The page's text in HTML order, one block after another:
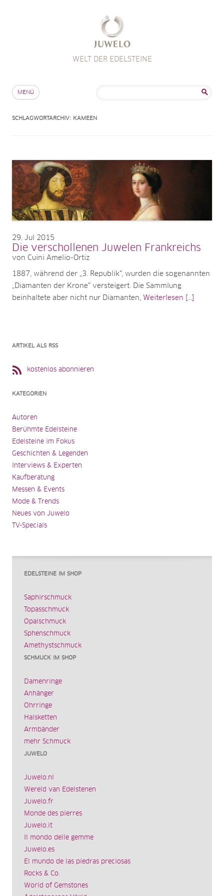
WELT DER EDELSTEINE
MENÜ
SCHLAGWORTARCHIV: KAMEEN
29 Jul 2015
Die verschollenen Juwelen Frankreichs
von Cuini Amelio-Ortiz
1887, während der „3. Republik“, wurden die sogenannten
„Diamanten der Krone“ versteigert. Die Sammlung
beinhaltete aber nicht nur Diamanten, Weiterlesen [...]
ARTIKEL ALS RSS
kostenlos abonnieren
KATEGORIEN
Autoren
Berühmte Edelsteine
Edelsteine im Fokus
Geschichten & Legenden
Interviews & Experten
Kaufberatung
Messen & Events
Mode & Trends
Neues von Juwelo
TV-Specials
EDELSTEINE IM SHOP
Saphirschmuck
Topasschmuck
Opalschmuck
Sphenschmuck
Amethystschmuck
SCHMUCK IM SHOP
Damenringe
Anhänger
Ohrringe
Halsketten
Armbänder
mehr Schmuck
JUWELO
Juwelo.nl
Wereld van Edelstenen
Juwelo.fr
Monde des pierres
Juwelo.it
Il mondo delle gemme
Juwelo.es
El mundo de las piedras preciosas
Rocks & Co.
World of Gemstones